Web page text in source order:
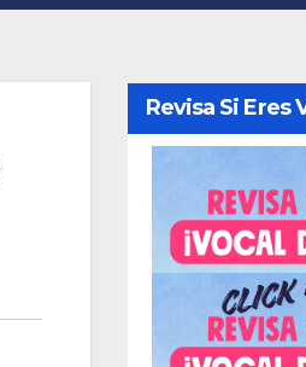
Revisa Si Eres